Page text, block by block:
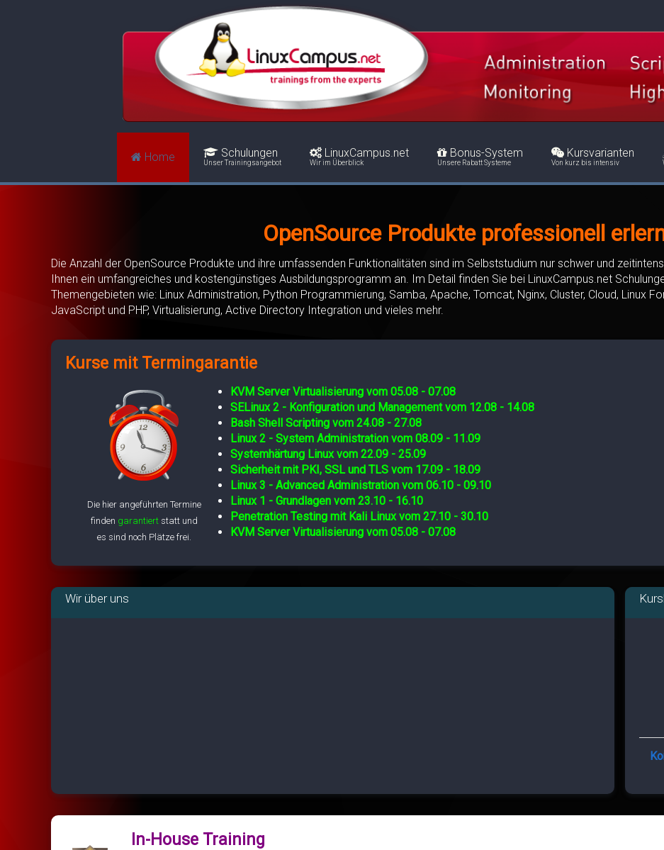
Home Schulungen
Unser Trainingsangebot
LinuxCampus.net
Wir im Überblick
Bonus-System
Unsere Rabatt Systeme
Kursvarianten
Von kurz bis intensiv
OpenSource Produkte professionell
Die Anzahl der OpenSource Produkte und ihre umfassenden Funktionalitäten sind im Selbststudium nur schwer und
Ihnen ein umfangreiches und kostengünstiges Ausbildungsprogramm an. Im Detail finden Sie bei LinuxCampus.net
Themengebieten wie: Linux Administration, Python Programmierung, Samba, Apache, Tomcat, Nginx, Cluster, Cloud, Linux
JavaScript und PHP, Virtualisierung, Active Directory Integration und vieles mehr.
Kurse mit Termingarantie
Die hier angeführten Termine
finden garantiert statt und
es sind noch Plätze frei.
KVM Server Virtualisierung vom 05.08 - 07.08
SELinux 2 - Konfiguration und Management vom 12.08 - 14.08
Bash Shell Scripting vom 24.08 - 27.08
Linux 2 - System Administration vom 08.09 - 11.09
Systemhärtung Linux vom 22.09 - 25.09
Sicherheit mit PKI, SSL und TLS vom 17.09 - 18.09
Linux 3 - Advanced Administration vom 06.10 - 09.10
Linux 1 - Grundlagen vom 23.10 - 16.10
Penetration Testing mit Kali Linux vom 27.10 - 30.10
KVM Server Virtualisierung vom 05.08 - 07.08
Wir über uns
In-House Training